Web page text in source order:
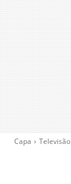
Capa Televisão